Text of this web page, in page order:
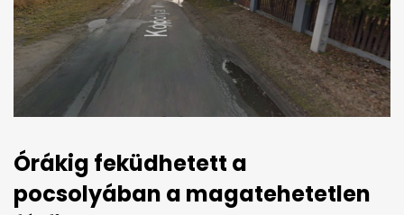
Órákig feküdhetett a
pocsolyában a magatehetetlen